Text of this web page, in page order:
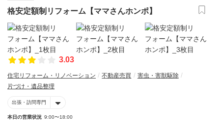
格安定額制リフォーム【ママさんホンポ】
3.03
住宅リフォーム・リノベーション 不動産売買
害虫・害獣駆除
片づけ・遺品整理
出張・訪問専門
本日の営業状況 9:00〜18:00